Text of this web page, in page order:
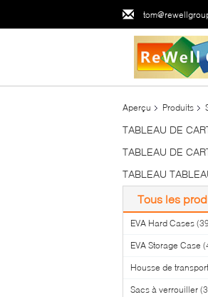
Aperçu Produits
TABLEAU DE
TABLEAU DE
TABLEAU
Tous les
EVA Hard Cases
EVA Storage Case
Housse de
Sacs à verrouiller